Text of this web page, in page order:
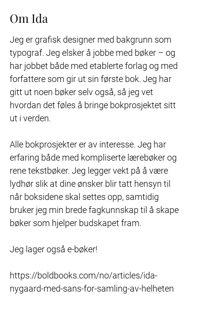
Om Ida
Jeg er grafisk designer med bakgrunn som
typograf. Jeg elsker å jobbe med bøker – og
har jobbet både med etablerte forlag og med
forfattere som gir ut sin første bok. Jeg har
gitt ut noen bøker selv også, så jeg vet
hvordan det føles å bringe bokprosjektet sitt
ut i verden.
Alle bokprosjekter er av interesse. Jeg har
erfaring både med kompliserte lærebøker og
rene tekstbøker. Jeg legger vekt på å være
lydhør slik at dine ønsker blir tatt hensyn til
når boksidene skal settes opp, samtidig
bruker jeg min brede fagkunnskap til å skape
bøker som hjelper budskapet fram.
Jeg lager også e-bøker!
https://boldbooks.com/no/articles/ida-